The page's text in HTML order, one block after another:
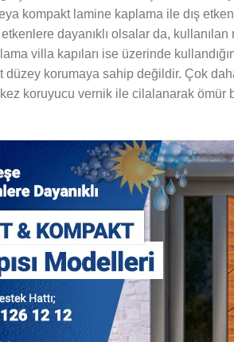
kompakt lamine kaplama ile dış
etkenlere dayanıklı olsalar da,
villa kapıları ise üzerinde
düzey korumaya sahip değildir. Çok
kez koruyucu vernik ile cilalanarak